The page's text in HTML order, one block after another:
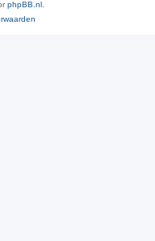
phpBB.nl